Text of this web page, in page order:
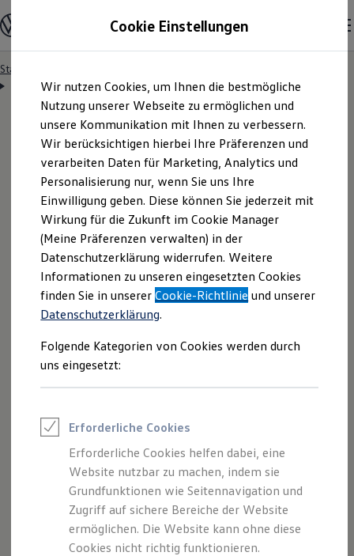
Hauptinhalt
springen
Footer
springen
Modelle & Konfigurator
Nutzfahrzeugkategorien entdecken
Modelle konfigurieren
Vorgängermodelle und Oldtimer
Vorgängermodelle
Oldtimer
Bulli Historie
Branchenlösungen & Gewerbekunden
Umbaulösungen und Hersteller finden
Auf- und Umbauten entdecken & konfigurieren
Groß- und Sonderkunden
Großkunden
Kommunen & Behörden
Journalisten
Sportvereine
Branchenlösungen
Bau & Handwerk
Gewerbliche Personenbeförderung
Service & mobile Werkstätten
Kurier, Logistik & Handel
Feuerwehr
Rettungsdienste
ONE Business ID Vorteile
Fahrzeugsuche & Marktplatz
Digitaler Marktplatz
Kauf & Finanzierung
Online-Fahrzeugbewertung
Aktionen & Angebote
E-Auto-Förderung
Für Privatkunden
Für Gewerbekunden
Profi Paket
TopDeal
Startseite
Servicetermin anfragen
Servicetermin bequem
online anfragen
Nutzen Sie unser Onlineformular, um schnell und
unkompliziert einen Servicetermin bei Ihrem
Volkswagen NutzfahrzeugePartner anzufragen.
Cookie Einstellungen
Wir nutzen Cookies, um Ihnen die bestmögliche
Nutzung unserer Webseite zu ermöglichen und
unsere Kommunikation mit Ihnen zu verbessern.
Wir berücksichtigen hierbei Ihre Präferenzen und
verarbeiten Daten für Marketing, Analytics und
Personalisierung nur, wenn Sie uns Ihre
Einwilligung geben. Diese können Sie jederzeit mit
Wirkung für die Zukunft im Cookie Manager
(Meine Präferenzen verwalten) in der
Datenschutzerklärung widerrufen. Weitere
Informationen zu unseren eingesetzten Cookies
finden Sie in unsererCookie-Richtlinie und unserer
Datenschutzerklärung.
Folgende Kategorien von Cookies werden durch
uns eingesetzt:
Erforderliche Cookies
Erforderliche Cookies helfen dabei, eine
Website nutzbar zu machen, indem sie
Grundfunktionen wie Seitennavigation und
Zugriff auf sichere Bereiche der Website
ermöglichen. Die Website kann ohne diese
Cookies nicht richtig funktionieren.